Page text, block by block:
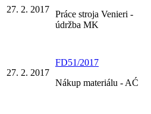
27. 2. 2017 Práce stroja Venieri -
údržba MK
27. 2. 2017
FD51/2017
Nákup materiálu - AĆ